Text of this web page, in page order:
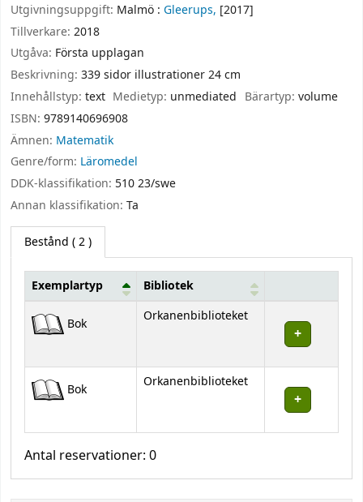
Utgivningsuppgift: Malmö : Gleerups, [2017]
Tillverkare: 2018
Utgåva: Första upplagan
Beskrivning: 339 sidor illustrationer 24 cm
Innehållstyp: text Medietyp: unmediated Bärartyp: volume
ISBN: 9789140696908
Ämnen: Matematik
Genre/form: Läromedel
DDK-klassifikation: 510 23/swe
Annan klassifikation: Ta
Bestånd ( 2 )
Bestånd
Exemplartyp Bibliotek
Bok Orkanenbiblioteket
Bok Orkanenbiblioteket
Antal reservationer: 0